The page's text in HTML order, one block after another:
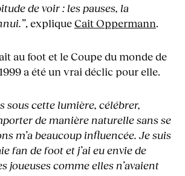
de voir : les pauses, la
, expliqueCait Oppermann.
au foot et le Coupe du monde de
a été un vrai déclic pour elle.
sous cette lumière, célébrer,
de manière naturelle sans se
m’a beaucoup influencée. Je suis
fan de foot et j’ai eu envie de
joueuses comme elles n’avaient